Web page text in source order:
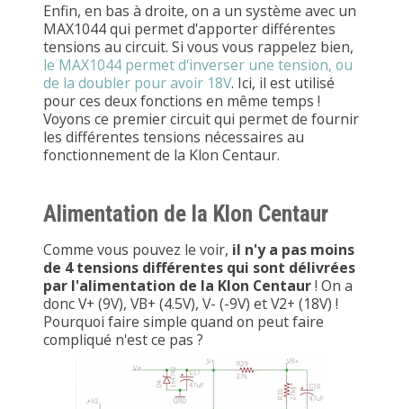
Enfin, en bas à droite, on a un système avec un
MAX1044 qui permet d'apporter différentes
tensions au circuit. Si vous vous rappelez bien,
le MAX1044 permet d'inverser une tension, ou
de la doubler pour avoir 18V. Ici, il est utilisé
pour ces deux fonctions en même temps !
Voyons ce premier circuit qui permet de fournir
les différentes tensions nécessaires au
fonctionnement de la Klon Centaur.
Alimentation de la Klon Centaur
Comme vous pouvez le voir, il n'y a pas moins
de 4 tensions différentes qui sont délivrées
par l'alimentation de la Klon Centaur! On a
donc V+ (9V), VB+ (4.5V), V- (-9V) et V2+ (18V) !
Pourquoi faire simple quand on peut faire
compliqué n'est ce pas ?